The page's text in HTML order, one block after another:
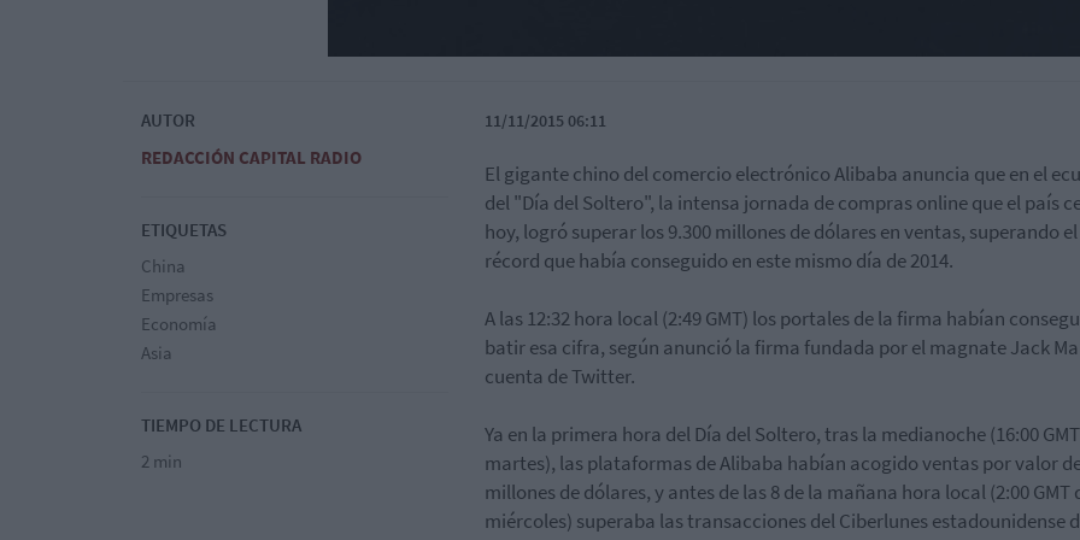
AUTOR
REDACCIÓN CAPITAL RADIO
ETIQUETAS
China
Empresas
Economía
Asia
TIEMPO DE LECTURA
2 min
11/11/2015 06:11
El gigante chino del comercio electrónico Alibaba anuncia que en el
del "Día del Soltero", la intensa jornada de compras online que el país
hoy, logró superar los 9.300 millones de dólares en ventas, superando el
récord que había conseguido en este mismo día de 2014.
A las 12:32 hora local (2:49 GMT) los portales de la firma habían
batir esa cifra, según anunció la firma fundada por el magnate Jack
cuenta de Twitter.
Ya en la primera hora del Día del Soltero, tras la medianoche (16:00
martes), las plataformas de Alibaba habían acogido ventas por valor
millones de dólares, y antes de las 8 de la mañana hora local (2:00 GMT
miércoles) superaba las transacciones del Ciberlunes estadounidense